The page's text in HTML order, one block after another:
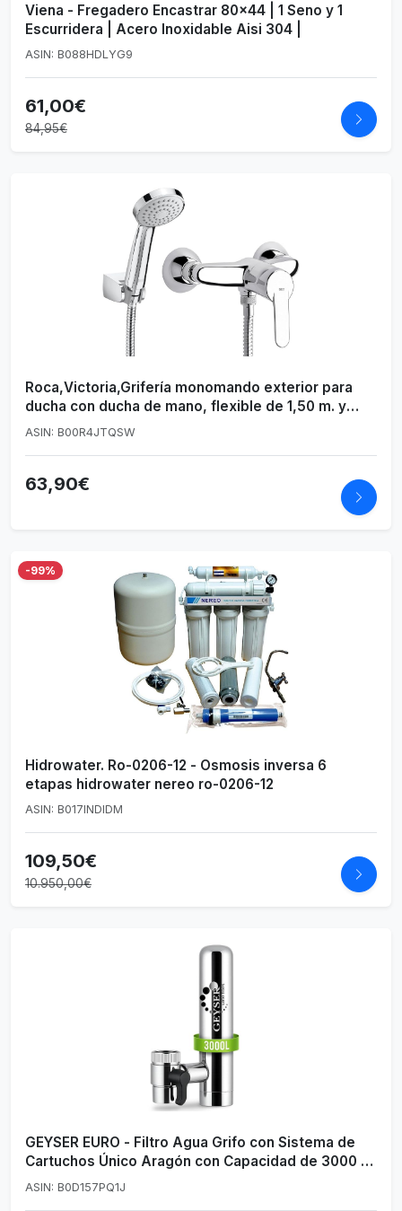
Viena - Fregadero Encastrar 80x44 | 1 Seno y 1
Escurridera | Acero Inoxidable Aisi 304 |
ASIN: B088HDLYG9
61,00€
84,95€
Roca,Victoria,Grifería monomando exterior para
ducha con ducha de mano, flexible de 1,50 m. y
soporte de ducha articulado,A5A2025C02
ASIN: B00R4JTQSW
63,90€
-99%
Hidrowater. Ro-0206-12 - Osmosis inversa 6
etapas hidrowater nereo ro-0206-12
ASIN: B017INDIDM
109,50€
10.950,00€
GEYSER EURO - Filtro Agua Grifo con Sistema de
Cartuchos Único Aragón con Capacidad de 3000 L,
Reduce Metales, Cloro, Bacterias, Pesticidas, Filtro
ASIN: B0D157PQ1J